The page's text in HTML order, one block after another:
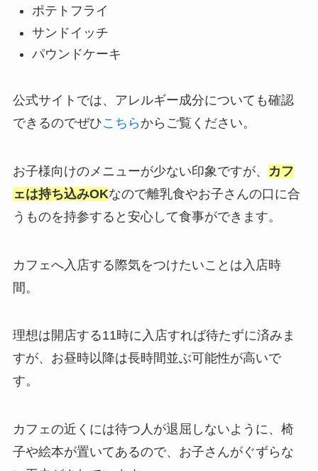
ポテトフライ
サンドイッチ
パウンドケーキ
公式サイトでは、アレルギー成分についても確認
できるのでぜひこちら からご覧ください。
お子様向けのメニューが少ない印象ですが、
カフ
ェは持ち込みOKなので離乳食やお子さんの口に合
うものを持参すると安心して食事ができます。
カフェへ入店する際気をつけたいことは入店時
間。
理想は開店する11時に入店すれば待たずに済みま
すが、お昼時以降は長時間並ぶ可能性が高いで
す。
カフェの近くには待つ人が退屈しないように、椅
子や絵本が置いてあるので、お子さんがぐずらな